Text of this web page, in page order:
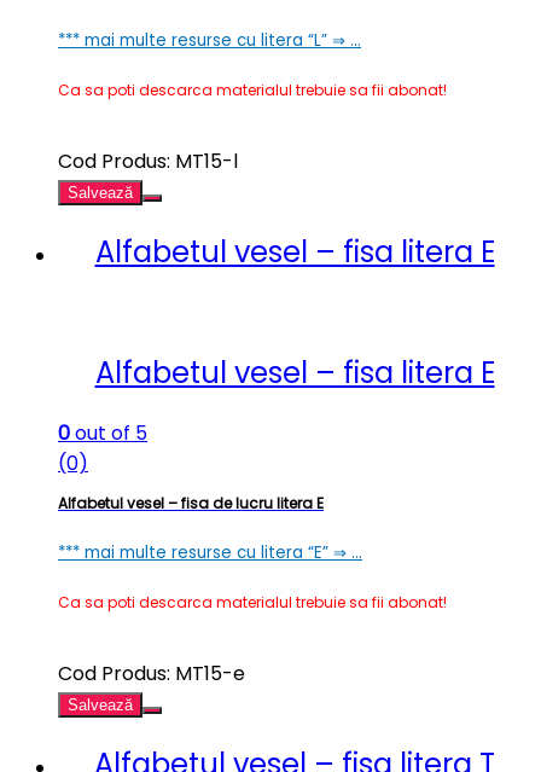
*** mai multe resurse cu litera “L” ⇒ …
Ca sa poti descarca materialul trebuie sa fii abonat!
Cod Produs: MT15-l
Salvează
Alfabetul vesel – fisa litera E
Alfabetul vesel – fisa litera E
0out of 5
(0)
Alfabetul vesel – fisa de lucru litera E
*** mai multe resurse cu litera “E” ⇒ …
Ca sa poti descarca materialul trebuie sa fii abonat!
Cod Produs: MT15-e
Salvează